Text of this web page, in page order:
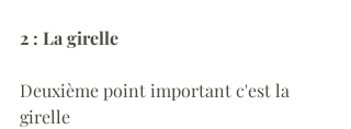
2 : La girelle
Deuxième point important c'est la
girelle